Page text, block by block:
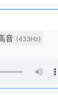
音 (433Hz)